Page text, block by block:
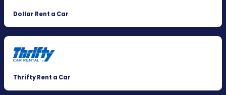
Dollar Rent a Car
Thrifty Rent a Car